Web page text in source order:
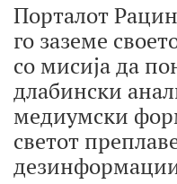
Порталот
го заземе
со мисија да
длабински
медиумски
светот